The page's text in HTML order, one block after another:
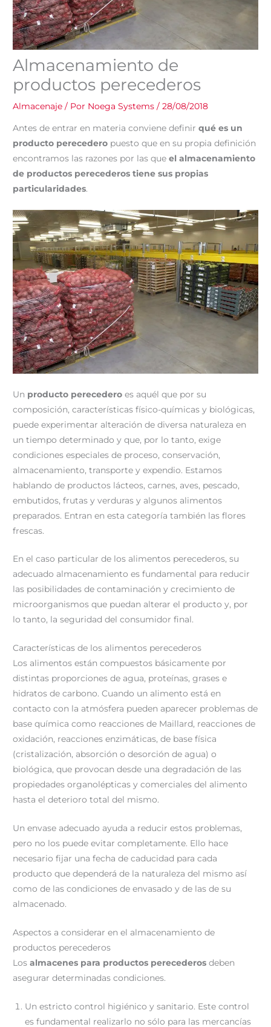
Almacenamiento de
productos perecederos
Almacenaje / Por Noega Systems/28/08/2018
Antes de entrar en materia conviene definirqué es un
producto perecedero puesto que en su propia definición
encontramos las razones por las queel almacenamiento
de productos perecederos tiene sus propias
particularidades.
Un producto perecedero es aquél que por su
composición, características físico-químicas y biológicas,
puede experimentar alteración de diversa naturaleza en
un tiempo determinado y que, por lo tanto, exige
condiciones especiales de proceso, conservación,
almacenamiento, transporte y expendio. Estamos
hablando de productos lácteos, carnes, aves, pescado,
embutidos, frutas y verduras y algunos alimentos
preparados. Entran en esta categoría también las flores
frescas.
En el caso particular de los alimentos perecederos, su
adecuado almacenamiento es fundamental para reducir
las posibilidades de contaminación y crecimiento de
microorganismos que puedan alterar el producto y, por
lo tanto, la seguridad del consumidor final.
Características de los alimentos perecederos
Los alimentos están compuestos básicamente por
distintas proporciones de agua, proteínas, grases e
hidratos de carbono. Cuando un alimento está en
contacto con la atmósfera pueden aparecer problemas de
base química como reacciones de Maillard, reacciones de
oxidación, reacciones enzimáticas, de base física
(cristalización, absorción o desorción de agua) o
biológica, que provocan desde una degradación de las
propiedades organolépticas y comerciales del alimento
hasta el deterioro total del mismo.
Un envase adecuado ayuda a reducir estos problemas,
pero no los puede evitar completamente. Ello hace
necesario fijar una fecha de caducidad para cada
producto que dependerá de la naturaleza del mismo así
como de las condiciones de envasado y de las de su
almacenado.
Aspectos a considerar en el almacenamiento de
productos perecederos
Losalmacenes para productos perecederos deben
asegurar determinadas condiciones.
Un estricto control higiénico y sanitario. Este control
es fundamental realizarlo no sólo para las mercancías